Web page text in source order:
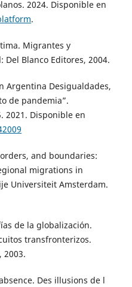
2024. Disponible en
.
Migrantes y
Blanco Editores, 2004.
Argentina Desigualdades,
de pandemia”.
2021. Disponible en
and boundaries:
migrations in
Universiteit Amsterdam.
de la globalización.
transfronterizos.
2003.
Des illusions de l